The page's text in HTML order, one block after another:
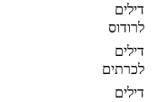
דילים
לרודוס
דילים
לכרתים
דילים